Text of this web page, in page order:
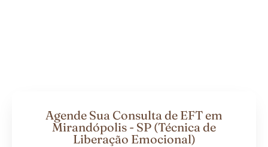
Agende Sua Consulta de EFT em
Mirandópolis - SP (Técnica de
Liberação Emocional)